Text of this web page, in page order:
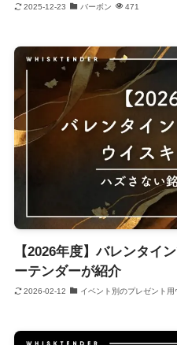
2025-12-23 バーボン 471
【2026年度】バレンタイ
ーテンダーが紹介
2026-02-12 イベント別のプレゼント用